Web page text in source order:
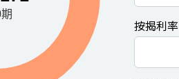
按揭利率